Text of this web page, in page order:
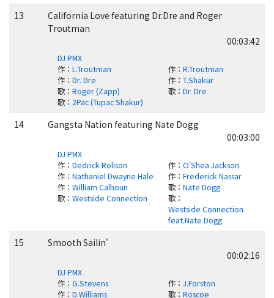
13
California Love featuring Dr.Dre and Roger
Troutman
00:03:42
DJ PMX
作： L.Troutman 作： R.Troutman
作： Dr. Dre 作： T.Shakur
歌： Roger (Zapp) 歌： Dr. Dre
歌： 2Pac (Tupac Shakur)
14
Gangsta Nation featuring Nate Dogg
00:03:00
DJ PMX
作： Dedrick Rolison 作： O'Shea Jackson
作： Nathaniel Dwayne Hale 作： Frederick Nassar
作： William Calhoun 歌： Nate Dogg
歌： Westside Connection 歌：
Westside Connection
feat.Nate Dogg
15
Smooth Sailin'
00:02:16
DJ PMX
作： G.Stevens 作： J.Forston
作： D.Williams 歌： Roscoe